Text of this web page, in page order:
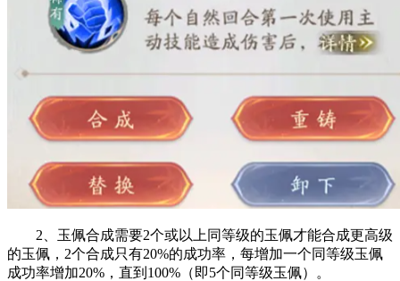
2、玉佩合成需要2个或以上同等级的玉佩才能合成更高级
的玉佩，2个合成只有20%的成功率，每增加一个同等级玉佩
成功率增加20%，直到100%（即5个同等级玉佩）。